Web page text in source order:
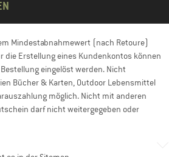
Mindestabnahmewert (nach Retoure)
die Erstellung eines Kundenkontos können
eingelöst werden. Nicht
Bücher & Karten, Outdoor Lebensmittel
möglich. Nicht mit anderen
darf nicht weitergegeben oder